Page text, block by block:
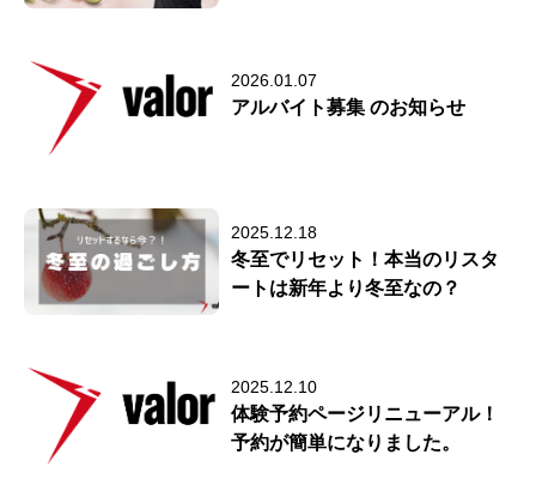
2026.01.07
アルバイト募集 のお知らせ
2025.12.18
冬至でリセット！本当のリスタ
ートは新年より冬至なの？
2025.12.10
体験予約ページリニューアル！
予約が簡単になりました。